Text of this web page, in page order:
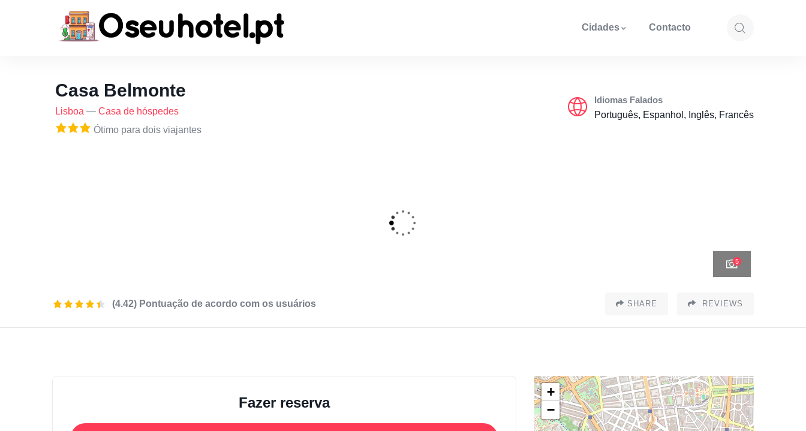
Cidades Contacto
Casa Belmonte
Lisboa — Casa de hóspedes
Ótimo para dois viajantes
Idiomas Falados
Português, Espanhol, Inglês, Francês
5
(4.42) Pontuação de acordo com os usuários SHARE REVIEWS
Fazer reserva
+
−